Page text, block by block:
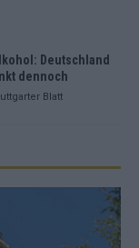
Deutschland
dennoch
Blatt